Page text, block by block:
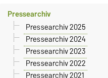
Pressearchiv
Pressearchiv 2025
Pressearchiv 2024
Pressearchiv 2023
Pressearchiv 2022